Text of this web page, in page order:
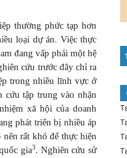
thường phức tạp hơn
loại dự án. Việc thực
đang vấp phải một hệ
cứu trước đây chỉ ra
trong nhiều lĩnh vực ở
cứu tập trung vào nhận
xã hội của doanh
phát triển bị nhiều áp
rất khó để thực hiện
gia3. Nghiên cứu sử